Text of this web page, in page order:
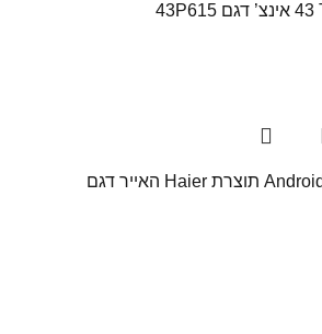
טלויזיה 43″ Android TV 11.0 תוצרת Haier האייר דגם